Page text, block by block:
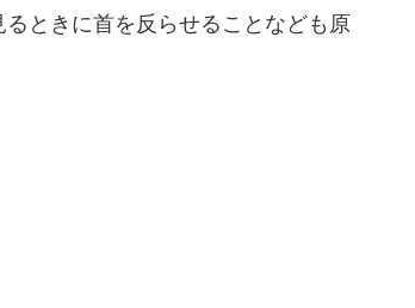
ドロリリース
ときに首を反らせることなども原